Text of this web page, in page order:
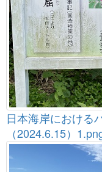
日本海岸における
（2024.6.15）